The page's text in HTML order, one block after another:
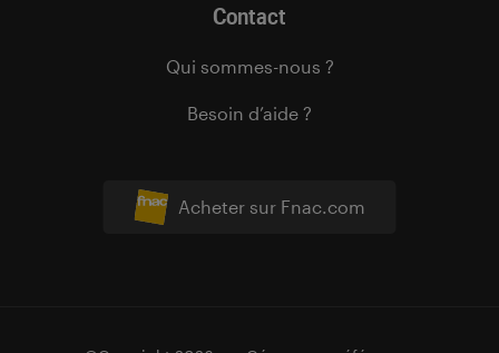
Acheter sur Fnac.com
Contact
Qui sommes-nous ?
Besoin d’aide ?